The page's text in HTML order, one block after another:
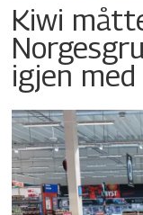
Kiwi
igjen